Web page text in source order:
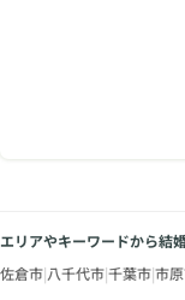
エリアやキーワードから結
佐倉市|八千代市|千葉市|市